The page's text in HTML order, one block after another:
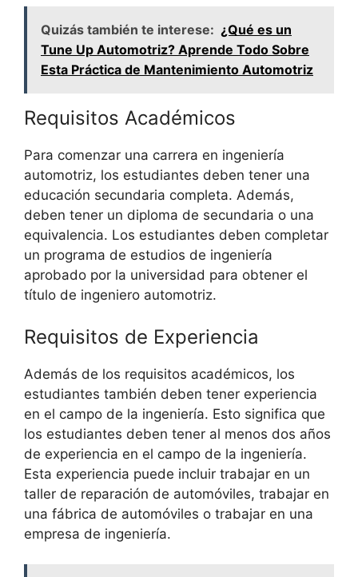
Quizás también te interese: ¿Qué es un
Tune Up Automotriz? Aprende Todo Sobre
Esta Práctica de Mantenimiento Automotriz
Requisitos Académicos
Para comenzar una carrera en ingeniería
automotriz, los estudiantes deben tener una
educación secundaria completa. Además,
deben tener un diploma de secundaria o una
equivalencia. Los estudiantes deben completar
un programa de estudios de ingeniería
aprobado por la universidad para obtener el
título de ingeniero automotriz.
Requisitos de Experiencia
Además de los requisitos académicos, los
estudiantes también deben tener experiencia
en el campo de la ingeniería. Esto significa que
los estudiantes deben tener al menos dos años
de experiencia en el campo de la ingeniería.
Esta experiencia puede incluir trabajar en un
taller de reparación de automóviles, trabajar en
una fábrica de automóviles o trabajar en una
empresa de ingeniería.